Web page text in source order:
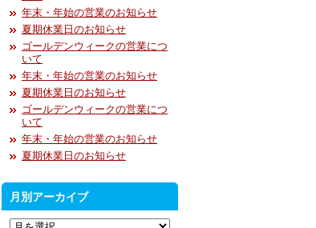
年末・年始の営業のお知らせ
夏期休業日のお知らせ
ゴールデンウィークの営業につ
いて
年末・年始の営業のお知らせ
夏期休業日のお知らせ
ゴールデンウィークの営業につ
いて
年末・年始の営業のお知らせ
夏期休業日のお知らせ
月別アーカイブ